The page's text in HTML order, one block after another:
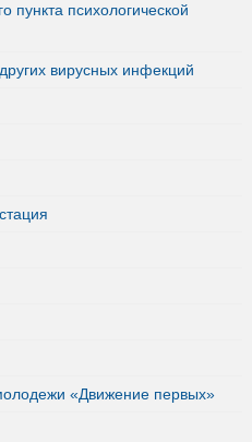
пункта психологической
вирусных инфекций
«Движение первых»